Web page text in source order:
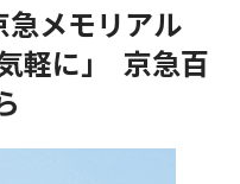
急メモリアル
軽に｣ 京急百